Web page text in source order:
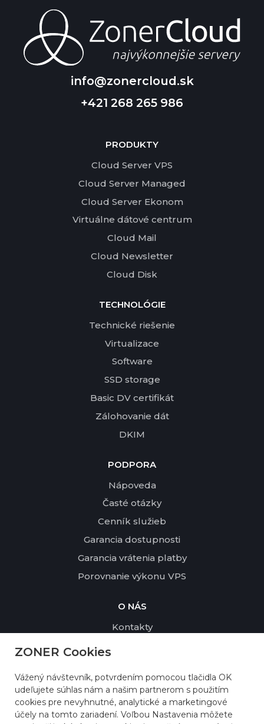
info@zonercloud.sk
+421 268 265 986
PRODUKTY
Cloud Server VPS
Cloud Server Managed
Cloud Server Ekonom
Virtuálne dátové centrum
Cloud Mail
Cloud Newsletter
Cloud Disk
TECHNOLÓGIE
Technické riešenie
Virtualizace
Software
SSD storage
Basic DV certifikát
Zálohovanie dát
DKIM
PODPORA
Nápoveda
Časté otázky
Cenník služieb
Garancia dostupnosti
Garancia vrátenia platby
Porovnanie výkonu VPS
O NÁS
Kontakty
Profil spoločnosti
Referencie
Zmluvné podmienky
ZONER Cookies
Vážený návštevník, potvrdením pomocou tlačidla OK
udeľujete súhlas nám a našim partnerom s použitím
cookies pre nevyhnutné, analytické a marketingové
účely na tomto zariadení. Voľbou Nastavenia môžete